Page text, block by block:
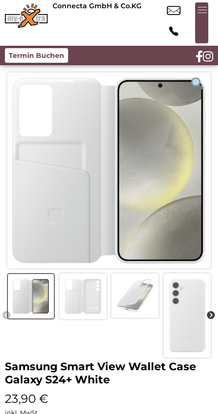
Connecta GmbH & Co.KG
Termin Buchen
Samsung Smart View Wallet Case
Galaxy S24+ White
23,90 €